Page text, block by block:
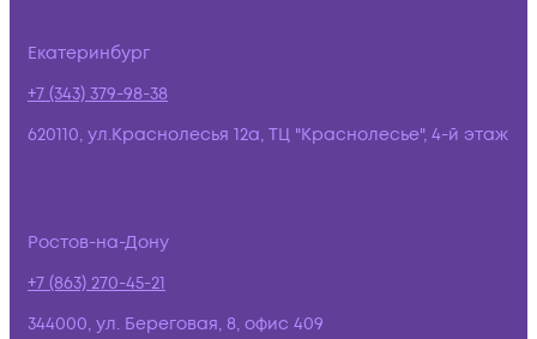
Екатеринбург
+7 (343) 379-98-38
620110, ул.Краснолесья 12а, ТЦ "Краснолесье", 4-й этаж
Ростов-на-Дону
+7 (863) 270-45-21
344000, ул. Береговая, 8, офис 409